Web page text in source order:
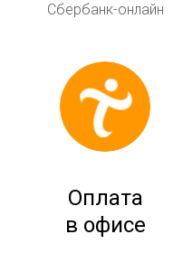
Сбербанк-онлайн
Оплата
в офисе